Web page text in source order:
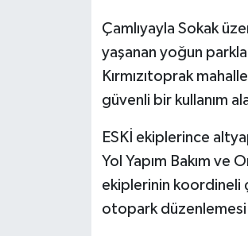
Çamlıyayla Sokak
yaşanan yoğun
Kırmızıtoprak
güvenli bir kullanım
ESKİ ekiplerince
Yol Yapım Bakım ve
ekiplerinin koordineli
otopark